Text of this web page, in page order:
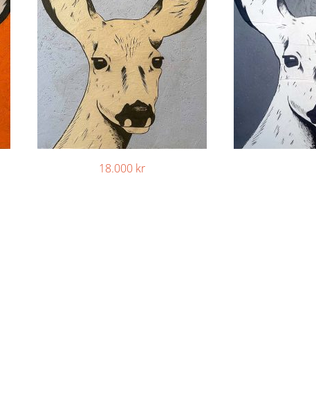
18.000 kr